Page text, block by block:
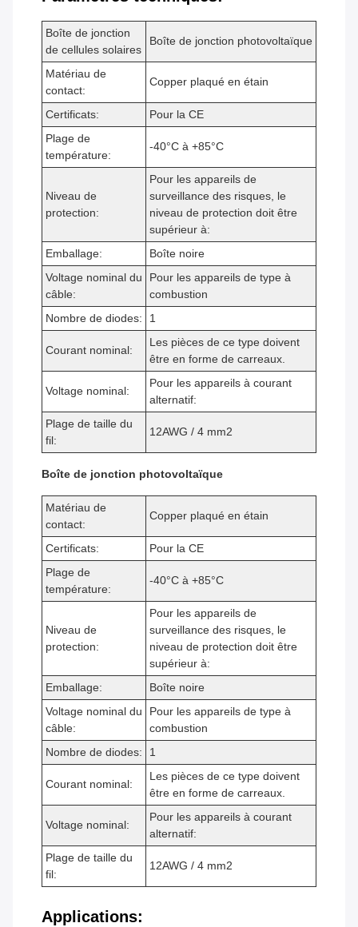
Boîte de jonction
de cellules solaires
Boîte de jonction photovoltaïque
Matériau de
contact:
Copper plaqué en étain
Certificats:
Pour la CE
Plage de
température:
-40°C à +85°C
Niveau de
protection:
Pour les appareils de
surveillance des risques, le
niveau de protection doit être
supérieur à:
Emballage:
Boîte noire
Voltage nominal du
câble:
Pour les appareils de type à
combustion
Nombre de diodes:
1
Courant nominal:
Les pièces de ce type doivent
être en forme de carreaux.
Voltage nominal:
Pour les appareils à courant
alternatif:
Plage de taille du
fil:
12AWG / 4 mm2
Boîte de jonction photovoltaïque
Matériau de
contact:
Copper plaqué en étain
Certificats:
Pour la CE
Plage de
température:
-40°C à +85°C
Niveau de
protection:
Pour les appareils de
surveillance des risques, le
niveau de protection doit être
supérieur à:
Emballage:
Boîte noire
Voltage nominal du
câble:
Pour les appareils de type à
combustion
Nombre de diodes:
1
Courant nominal:
Les pièces de ce type doivent
être en forme de carreaux.
Voltage nominal:
Pour les appareils à courant
alternatif:
Plage de taille du
fil:
12AWG / 4 mm2
Applications: